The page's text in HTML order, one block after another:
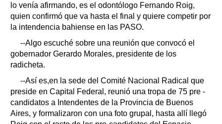
lo venía afirmando, es el odontólogo Fernando Roig,
quien confirmó que va hasta el final y quiere competir por
la intendencia bahiense en las PASO.
--Algo escuché sobre una reunión que convocó el
gobernador Gerardo Morales, presidente de los
radicheta.
--Así es,en la sede del Comité Nacional Radical que
preside en Capital Federal, reunió una tropa de 75 pre -
candidatos a Intendentes de la Provincia de Buenos
Aires, y formalizaron con una foto grupal, hasta allí llegó